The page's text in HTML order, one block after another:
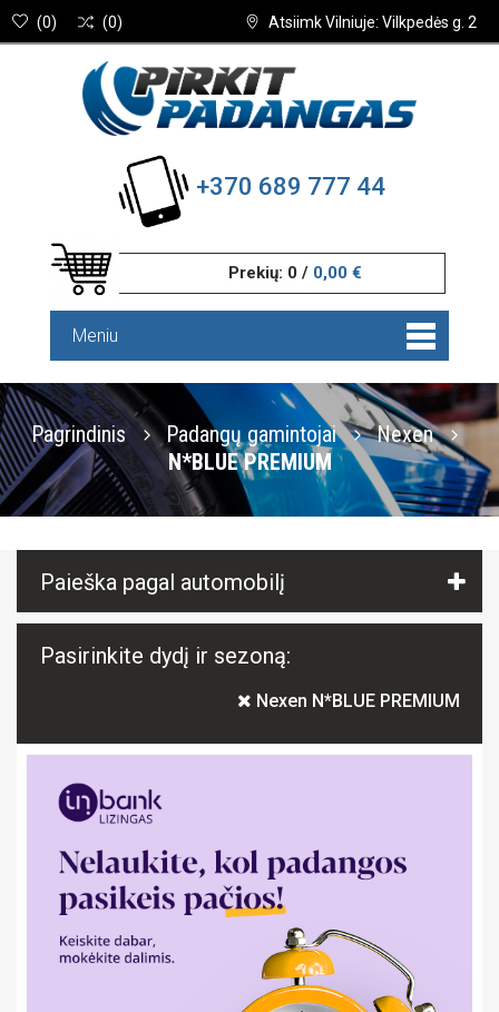
Atsiimk Vilniuje: Vilkpedės g. 2
(0) (0)
+370 689 777 44
Prekių: 0 / 0,00 €
Meniu
Pagrindinis Padangų gamintojai
Nexen
N*BLUE PREMIUM
Paieška pagal automobilį
Pasirinkite dydį ir sezoną:
Nexen N*BLUE PREMIUM